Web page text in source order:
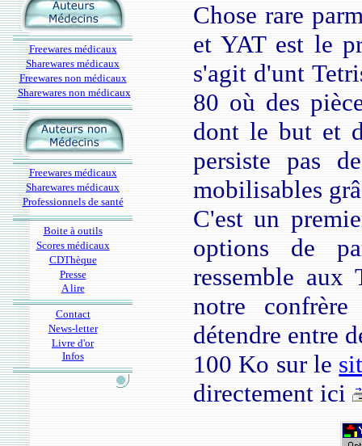
Freewares médicaux
Sharewares médicaux
Freewares non médicaux
Sharewares non médicaux
Freewares médicaux
Sharewares médicaux
Professionnels de santé
Boite à outils
Scores médicaux
CDThèque
Presse
A lire
Contact
News-letter
Livre d'or
Infos
Chose rare
et YAT est le
s'agit d'unt
80 où des
dont le but et
persiste pas
mobilisables
C'est un
options de
ressemble
notre
détendre entre
100 Ko sur le
directement ici